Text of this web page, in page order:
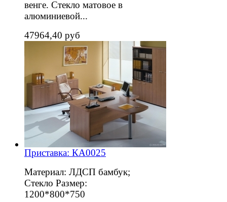
венге. Стекло матовое в
алюминиевой...
47964,40 руб
Приставка: КА0025
Материал: ЛДСП бамбук;
Стекло Размер:
1200*800*750